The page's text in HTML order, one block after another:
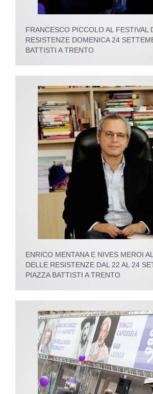
FRANCESCO PICCOLO AL FESTIVAL
RESISTENZE DOMENICA 24
BATTISTI A TRENTO
ENRICO MENTANA E NIVES MEROI
DELLE RESISTENZE DAL 22 AL 24
PIAZZA BATTISTI A TRENTO